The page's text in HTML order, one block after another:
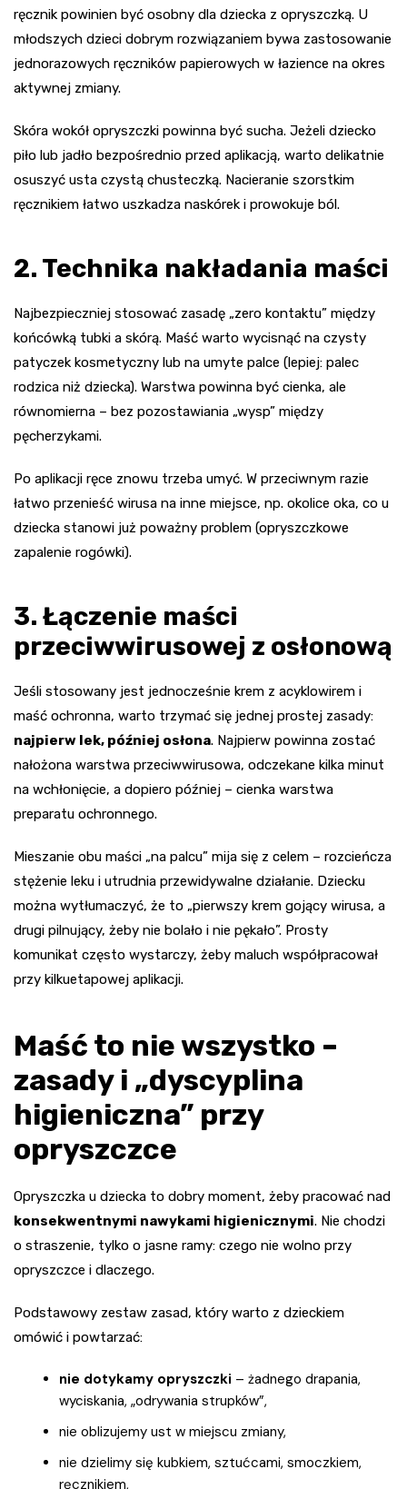
ręcznik powinien być osobny dla dziecka z opryszczką. U
młodszych dzieci dobrym rozwiązaniem bywa zastosowanie
jednorazowych ręczników papierowych w łazience na okres
aktywnej zmiany.
Skóra wokół opryszczki powinna być sucha. Jeżeli dziecko
piło lub jadło bezpośrednio przed aplikacją, warto delikatnie
osuszyć usta czystą chusteczką. Nacieranie szorstkim
ręcznikiem łatwo uszkadza naskórek i prowokuje ból.
2. Technika nakładania maści
Najbezpieczniej stosować zasadę „zero kontaktu” między
końcówką tubki a skórą. Maść warto wycisnąć na czysty
patyczek kosmetyczny lub na umyte palce (lepiej: palec
rodzica niż dziecka). Warstwa powinna być cienka, ale
równomierna – bez pozostawiania „wysp” między
pęcherzykami.
Po aplikacji ręce znowu trzeba umyć. W przeciwnym razie
łatwo przenieść wirusa na inne miejsce, np. okolice oka, co u
dziecka stanowi już poważny problem (opryszczkowe
zapalenie rogówki).
3. Łączenie maści
przeciwwirusowej z osłonową
Jeśli stosowany jest jednocześnie krem z acyklowirem i
maść ochronna, warto trzymać się jednej prostej zasady:
najpierw lek, później osłona. Najpierw powinna zostać
nałożona warstwa przeciwwirusowa, odczekane kilka minut
na wchłonięcie, a dopiero później – cienka warstwa
preparatu ochronnego.
Mieszanie obu maści „na palcu” mija się z celem – rozcieńcza
stężenie leku i utrudnia przewidywalne działanie. Dziecku
można wytłumaczyć, że to „pierwszy krem gojący wirusa, a
drugi pilnujący, żeby nie bolało i nie pękało”. Prosty
komunikat często wystarczy, żeby maluch współpracował
przy kilkuetapowej aplikacji.
Maść to nie wszystko –
zasady i „dyscyplina
higieniczna” przy
opryszczce
Opryszczka u dziecka to dobry moment, żeby pracować nad
konsekwentnymi nawykami higienicznymi. Nie chodzi
o straszenie, tylko o jasne ramy: czego nie wolno przy
opryszczce i dlaczego.
Podstawowy zestaw zasad, który warto z dzieckiem
omówić i powtarzać:
nie dotykamy opryszczki – żadnego drapania,
wyciskania, „odrywania strupków”,
nie oblizujemy ust w miejscu zmiany,
nie dzielimy się kubkiem, sztućcami, smoczkiem,
ręcznikiem,